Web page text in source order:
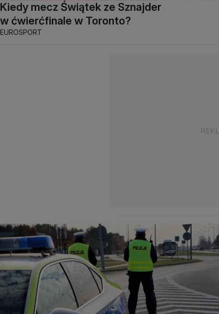
Kiedy mecz Świątek ze Sznajder
w ćwierćfinale w Toronto?
EUROSPORT